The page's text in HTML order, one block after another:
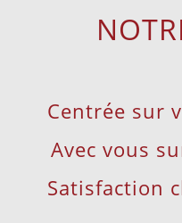
Centrée sur
Avec vous
Satisfaction